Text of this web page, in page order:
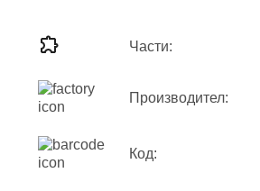
Части:
Производител:
Код: